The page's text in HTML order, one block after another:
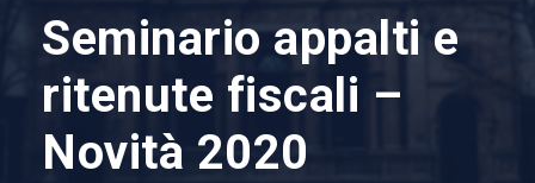
Seminario appalti e
ritenute fiscali –
Novità 2020